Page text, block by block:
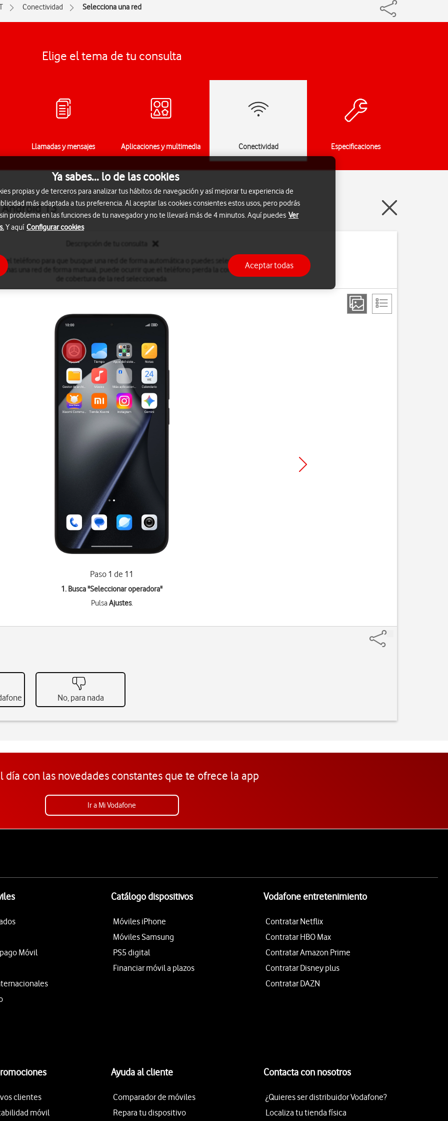
Conectividad Selecciona una red
Elige el tema de tu consulta
Llamadas y mensajes Aplicaciones y multimedia Conectividad Especificaciones
15
el teléfono para que busque una red de forma automática o puedes seleccionar una red
una red de forma manual, puede ocurrir que el teléfono pierda la conexión si sales del área
Paso 1 de 11
1. Busca "Seleccionar operadora"
PulsaAjustes.
No, para nada
día con las novedades constantes que te ofrece la app
Ir a Mi Vodafone
Móvil
Catálogo dispositivos
Móviles iPhone
Móviles Samsung
PS5 digital
Financiar móvil a plazos
Vodafone entretenimiento
Contratar Netflix
Contratar HBO Max
Contratar Amazon Prime
Contratar Disney plus
Contratar DAZN
clientes
móvil
Ayuda al cliente
Comparador de móviles
Repara tu dispositivo
Contacta con nosotros
¿Quieres ser distribuidor Vodafone?
Localiza tu tienda física
Ya sabes... lo de las cookies
propias y de terceros para analizar tus hábitos de navegación y así mejorar tu experiencia de
más adaptada a tus preferencia. Al aceptar las cookies consientes estos usos, pero podrás
problema en las funciones de tu navegador y no te llevará más de 4 minutos. Aquí puedes Ver
Y aquí Configurar cookies
Aceptar todas